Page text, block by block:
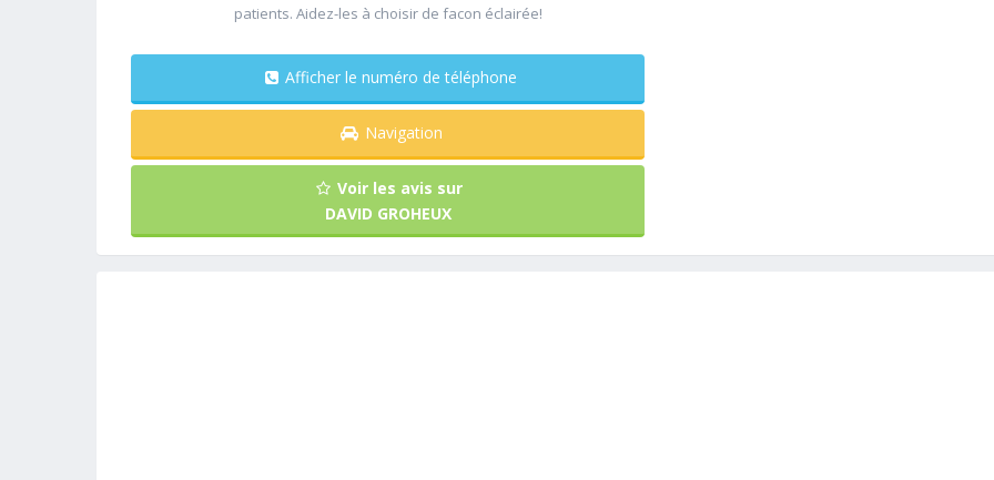
patients. Aidez-les à choisir de facon éclairée!
Afficher le numéro de téléphone
Navigation
Voir les avis sur
DAVID GROHEUX